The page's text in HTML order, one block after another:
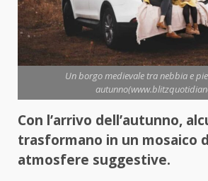
Un borgo medievale tra nebbia e
Con l’arrivo dell’autunno,
trasformano in un mosaico
atmosfere suggestive.